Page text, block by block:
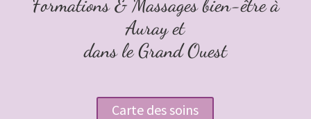
Auray et
dans le Grand Ouest
Carte des soins